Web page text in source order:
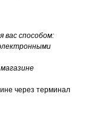
способом:
через терминал